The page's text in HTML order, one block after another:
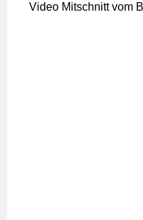
Video Mitschnitt vom